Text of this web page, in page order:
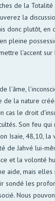
de la
la
donc plutôt, en
pleine
l'accent sur
l'âme,
de la nature
cas le droit
Son feu qui
Isaïe, 48,10,
de Jahvé lui-
et la volonté
aide, mais elles
sondé les
Nous